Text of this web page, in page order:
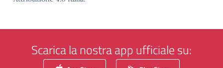
Scarica la nostra app ufficiale su: